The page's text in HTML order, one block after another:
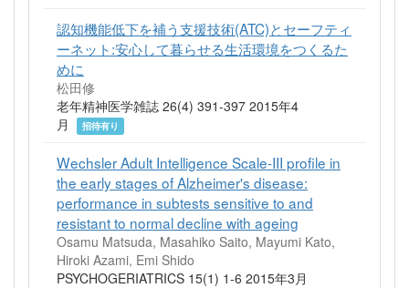
認知機能低下を補う支援技術(ATC)とセーフティ
ーネット:安心して暮らせる生活環境をつくるた
めに
松田修
老年精神医学雑誌 26(4) 391-397 2015年4
月
招待有り
Wechsler Adult Intelligence Scale-III profile in
the early stages of Alzheimer's disease:
performance in subtests sensitive to and
resistant to normal decline with ageing
Osamu Matsuda, Masahiko Saito, Mayumi Kato,
Hiroki Azami, Emi Shido
PSYCHOGERIATRICS 15(1) 1-6 2015年3月